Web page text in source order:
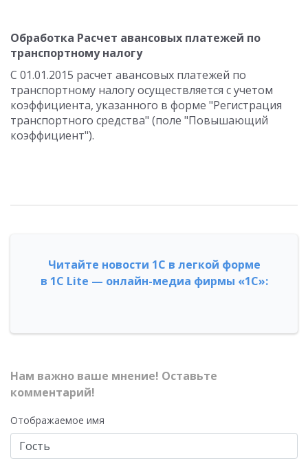
Обработка Расчет авансовых платежей по
транспортному налогу
С 01.01.2015 расчет авансовых платежей по
транспортному налогу осуществляется с учетом
коэффициента, указанного в форме "Регистрация
транспортного средства" (поле "Повышающий
коэффициент").
Читайте новости 1С в легкой форме
в 1С Lite — онлайн-медиа фирмы «1С»:
Нам важно ваше мнение! Оставьте
комментарий!
Отображаемое имя